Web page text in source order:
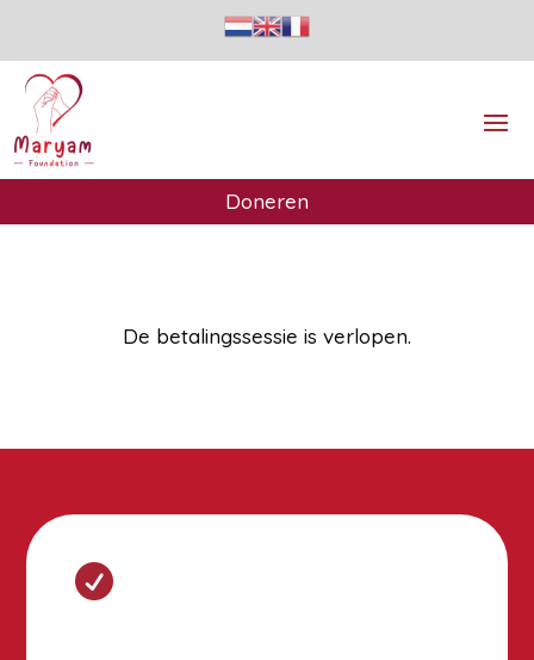
Doneren
De betalingssessie is verlopen.
